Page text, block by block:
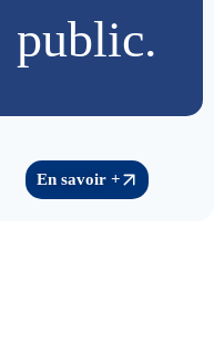
public.
En savoir +